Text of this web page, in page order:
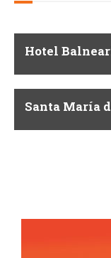
Hotel
Santa María